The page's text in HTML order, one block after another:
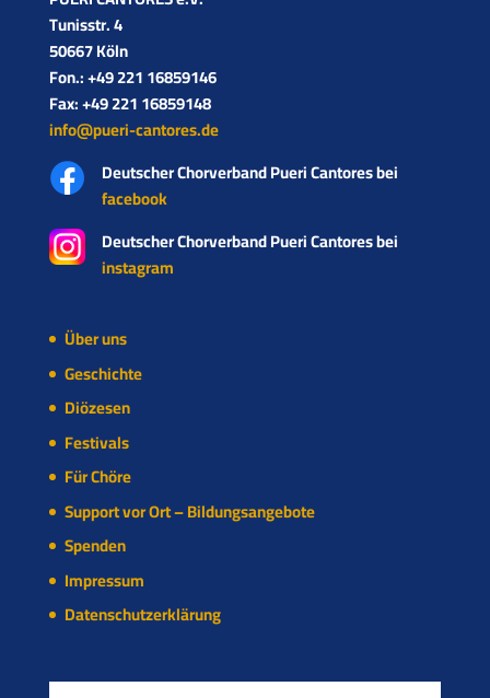
Tunisstr. 4
50667 Köln
Fon.: +49 221 16859146
Fax: +49 221 16859148
info@pueri-cantores.de
Deutscher Chorverband Pueri Cantores bei
facebook
Deutscher Chorverband Pueri Cantores bei
instagram
Über uns
Geschichte
Diözesen
Festivals
Für Chöre
Support vor Ort – Bildungsangebote
Spenden
Impressum
Datenschutzerklärung